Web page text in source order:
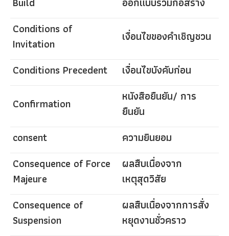
Conditions of
Invitation
เงื่อนไขของคำเชิญชวน
Conditions Precedent เงื่อนไขบังคับก่อน
Confirmation
หนังสือยืนยัน/ การ
ยืนยัน
consent
ความยินยอม
Consequence of Force
Majeure
ผลสืบเนื่องจาก
เหตุสุดวิสัย
Consequence of
Suspension
ผลสืบเนื่องจากการสั่ง
หยุดงานชั่วคราว